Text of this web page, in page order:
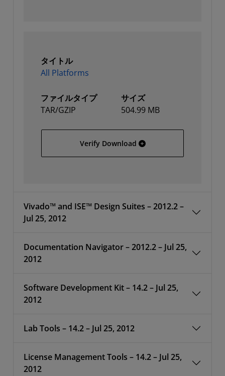
タイトル
All Platforms
ファイルタイプ
TAR/GZIP
サイズ
504.99 MB
Verify Download All Platforms
Vivado™ and ISE™ Design Suites – 2012.2 –
Jul 25, 2012
Documentation Navigator – 2012.2 – Jul 25,
2012
Software Development Kit – 14.2 – Jul 25,
2012
Lab Tools – 14.2 – Jul 25, 2012
License Management Tools – 14.2 – Jul 25,
2012